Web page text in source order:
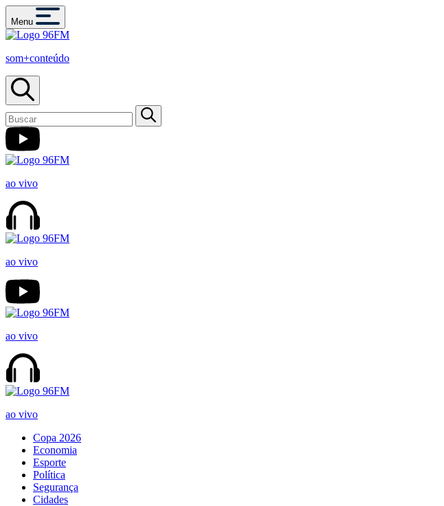
Menu
som+conteúdo
ao vivo
ao vivo
ao vivo
ao vivo
Copa 2026
Economia
Esporte
Política
Segurança
Cidades